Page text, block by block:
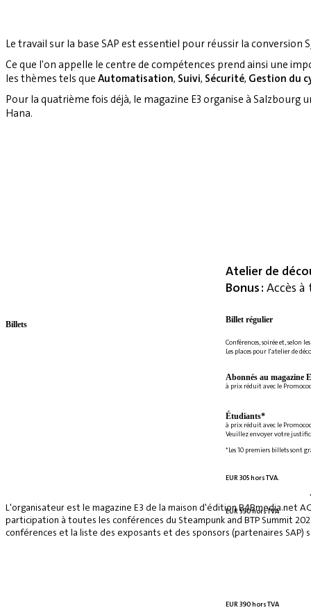
Le travail sur la base SAP est essentiel pour réussir la conversion
Ce que l'on appelle le centre de compétences prend ainsi une
les thèmes tels que Automatisation, Suivi, Sécurité, Gestion du
Pour la quatrième fois déjà, le magazine E3 organise à
Hana.
Atelier de
Bonus : Accès
Billet régulier
Conférences, soirée et, selon
Les places pour l'atelier de
Abonnés au magazine
à prix réduit avec le
Étudiants*
à prix réduit avec le
Veuillez envoyer votre
*Les 10 premiers billets sont
EUR 305 hors TVA.
EUR 590 hors TVA
EUR 390 hors TVA
Billets
L'organisateur est le magazine E3 de la maison d'édition B4Bmedia.net
participation à toutes les conférences du Steampunk and BTP Summit
conférences et la liste des exposants et des sponsors (partenaires